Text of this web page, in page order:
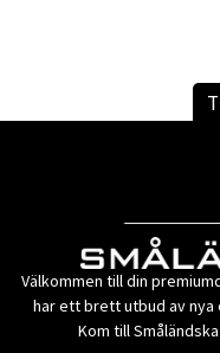
Välkommen till din
har ett brett utbud av nya
Kom till